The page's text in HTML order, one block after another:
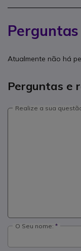
Atualmente não há
Perguntas e
Realize a sua
O Seu nome: